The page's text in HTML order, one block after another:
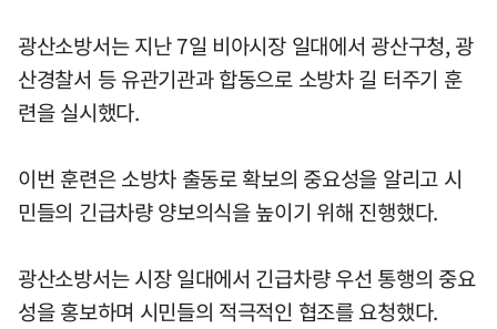
광산소방서는 지난 7일 비아시장 일대에서 광산구청, 광
산경찰서 등 유관기관과 합동으로 소방차 길 터주기 훈
련을 실시했다.
이번 훈련은 소방차 출동로 확보의 중요성을 알리고 시
민들의 긴급차량 양보의식을 높이기 위해 진행했다.
광산소방서는 시장 일대에서 긴급차량 우선 통행의 중요
성을 홍보하며 시민들의 적극적인 협조를 요청했다.